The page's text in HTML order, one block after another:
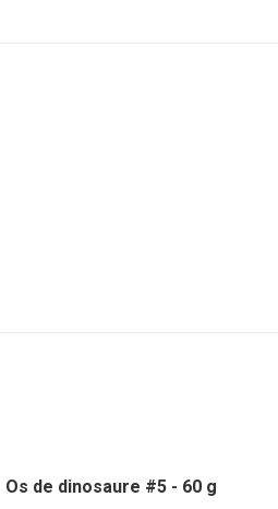
Os de dinosaure #5 - 60 g